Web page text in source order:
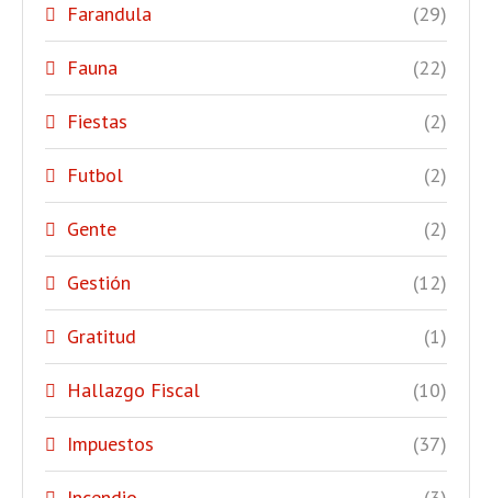
Farandula (29)
Fauna (22)
Fiestas (2)
Futbol (2)
Gente (2)
Gestión (12)
Gratitud (1)
Hallazgo Fiscal (10)
Impuestos (37)